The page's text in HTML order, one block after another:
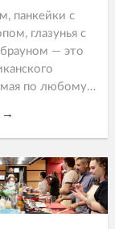
панкейки с
глазунья с
— это
по любому
утро:
→